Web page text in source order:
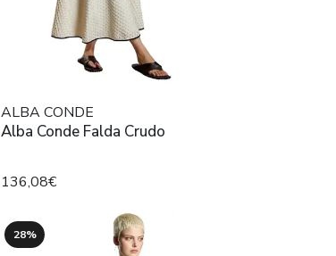
ALBA CONDE
Alba Conde Falda Crudo
136,08€
28%